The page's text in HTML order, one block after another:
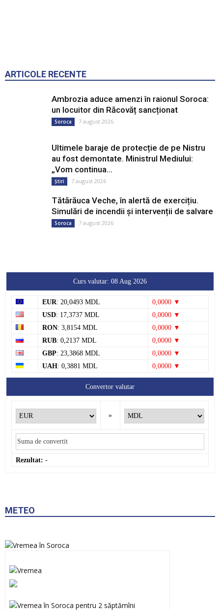
ARTICOLE RECENTE
Ambrozia aduce amenzi în raionul Soroca:
un locuitor din Răcovăț sancționat
Soroca 7 august 2026
Ultimele baraje de protecție de pe Nistru
au fost demontate. Ministrul Mediului:
„Vom continua...
Știri 7 august 2026
Tătărăuca Veche, în alertă de exercițiu.
Simulări de incendii și intervenții de salvare
Soroca 7 august 2026
Curs valutar: 08 Aug 2026
EUR: 20,0493 MDL
0,0000 ▼
USD: 17,3737 MDL
0,0000 ▼
RON: 3,8154 MDL
0,0000 ▼
RUB: 0,2137 MDL
0,0000 ▼
GBP: 23,3868 MDL
0,0000 ▼
UAH: 0,3881 MDL 0,0000 ▼
Convertor valutar
»
Rezultat: -
METEO